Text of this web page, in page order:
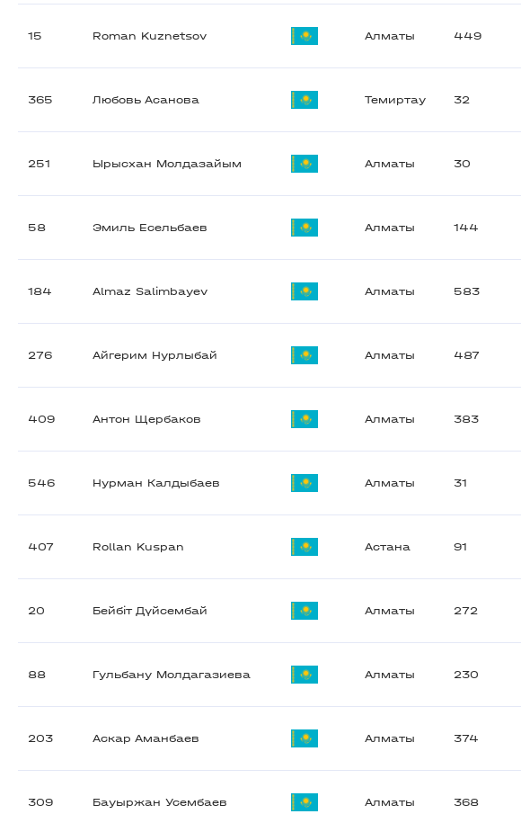
15 Roman Kuznetsov Алматы 449
365 Любовь Асанова Темиртау 32
251 Ырысхан Молдазайым Алматы 30
58 Эмиль Есельбаев Алматы 144
184 Almaz Salimbayev Алматы 583
276 Айгерим Нурлыбай Алматы 487
409 Антон Щербаков Алматы 383
546 Нурман Калдыбаев Алматы 31
407 Rollan Kuspan Астана 91
20 Бейбіт Дүйсембай Алматы 272
88 Гульбану Молдагазиева Алматы 230
203 Аскар Аманбаев Алматы 374
309 Бауыржан Усембаев Алматы 368